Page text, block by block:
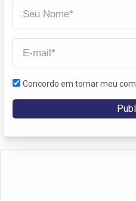
Concordo em tornar meu